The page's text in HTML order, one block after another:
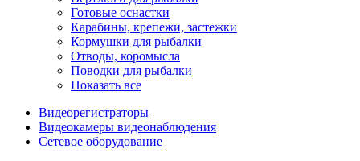
Готовые оснастки
Карабины, крепежи, застежки
Кормушки для рыбалки
Отводы, коромысла
Поводки для рыбалки
Показать все
Видеорегистраторы
Видеокамеры видеонаблюдения
Сетевое оборудование